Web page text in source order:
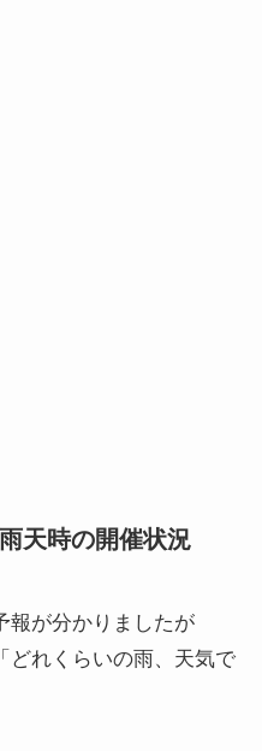
天時の開催状況
報が分かりましたが
どれくらいの雨、天気で